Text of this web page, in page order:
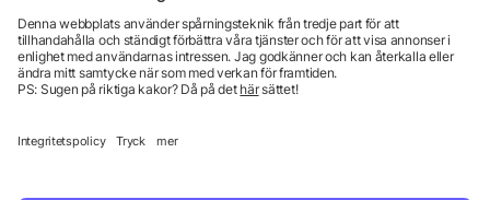
enbart till företag, institutioner, föreningar och